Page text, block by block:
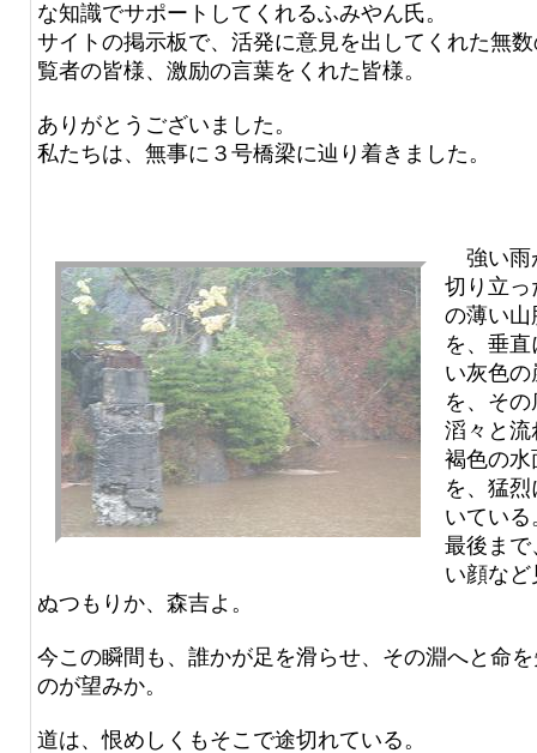
な知識でサポートしてくれるふみやん氏。
サイトの掲示板で、活発に意見を出してくれた無
覧者の皆様、激励の言葉をくれた皆様。
ありがとうございました。
私たちは、無事に３号橋梁に辿り着きました。
強い雨
切り立っ
の薄い山
を、垂直
い灰色の
を、その
滔々と流
褐色の水
を、猛烈
いている
最後まで
い顔など
ぬつもりか、森吉よ。
今この瞬間も、誰かが足を滑らせ、その淵へと命
のが望みか。
道は、恨めしくもそこで途切れている。